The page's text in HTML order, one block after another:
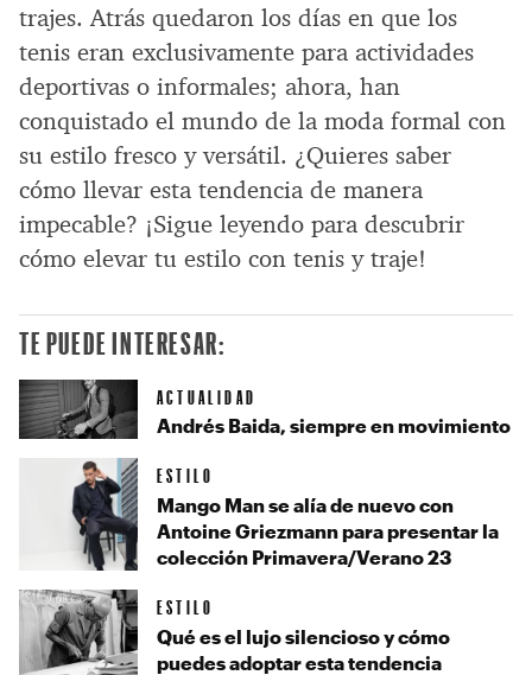
trajes. Atrás quedaron los días en que los
tenis eran exclusivamente para actividades
deportivas o informales; ahora, han
conquistado el mundo de la moda formal con
su estilo fresco y versátil. ¿Quieres saber
cómo llevar esta tendencia de manera
impecable? ¡Sigue leyendo para descubrir
cómo elevar tu estilo con tenis y traje!
TE PUEDE INTERESAR:
ACTUALIDAD
Andrés Baida, siempre en movimiento
ESTILO
Mango Man se alía de nuevo con
Antoine Griezmann para presentar la
colección Primavera/Verano 23
ESTILO
Qué es el lujo silencioso y cómo
puedes adoptar esta tendencia